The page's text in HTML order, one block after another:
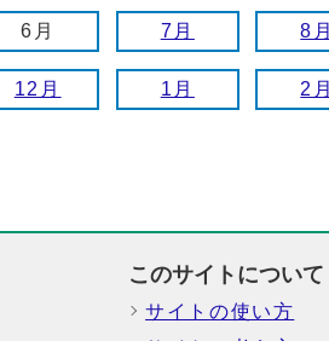
6月 7月 8月
12月 1月 2月
このサイトについて
サイトの使い方